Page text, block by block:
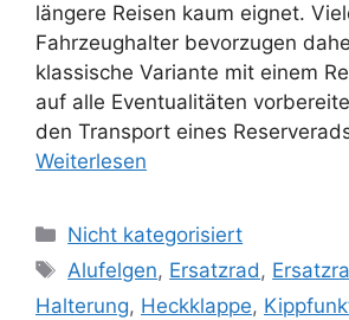
längere Reisen kaum eignet.
Fahrzeughalter bevorzugen
klassische Variante mit einem
auf alle Eventualitäten
den Transport eines
Weiterlesen
Kategorien
Nicht kategorisiert
Schlagwörter
Alufelgen, Ersatzrad,
Halterung, Heckklappe,